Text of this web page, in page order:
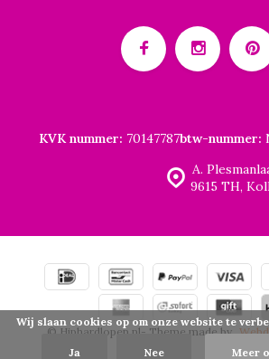
A.
9615 TH,
KVK nummer: 70147787btw-nummer:
© Hiphardlopen.nl- Theme made by
Wij slaan cookies op om onze website te
Ja Nee Meer